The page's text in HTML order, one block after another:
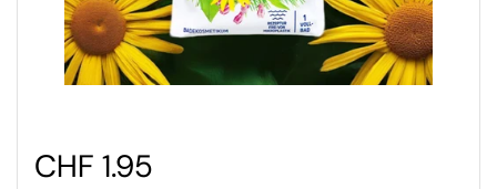
CHF 1.95